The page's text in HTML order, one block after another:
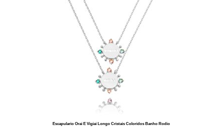
Escapulario Orai E Vigiai Longo Cristais Coloridos Banho Rodio